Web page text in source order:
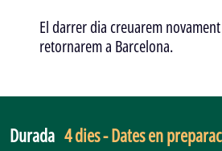
El darrer dia creuarem
retornarem a Barcelona.
Durada 4 dies - Dates en